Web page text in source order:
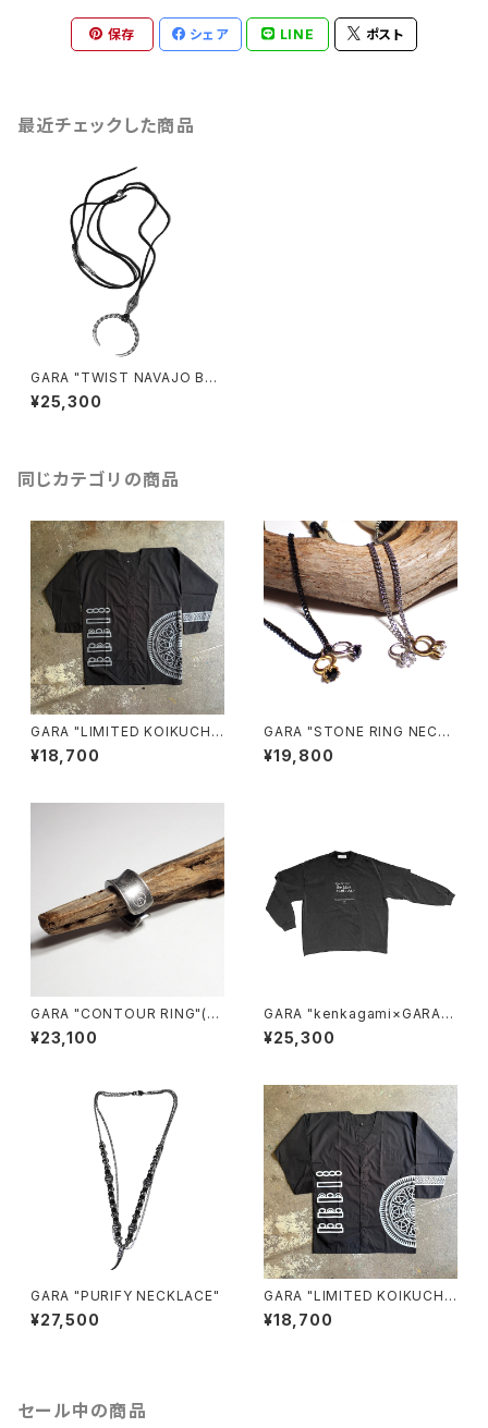
保存 シェア LINE ポスト
最近チェックした商品
GARA "TWIST NAVAJO BA
NGLE CHOKER"
¥25,300
同じカテゴリの商品
GARA "LIMITED KOIKUCHI
SHIRT for BREAKERS(Z)"(B
LACK×GRAY)
¥18,700
GARA "STONE RING NECKL
ACE"
¥19,800
GARA "CONTOUR RING"(A.
SILVER)
¥23,100
GARA "kenkagami×GARA L
AYER SLEEVE T-SHIRT"(BL
ACK×WHITE)
¥25,300
GARA "PURIFY NECKLACE"
¥27,500
GARA "LIMITED KOIKUCHI
SHIRT for BREAKERS(Z)"(B
LACK×WHITE)
¥18,700
セール中の商品